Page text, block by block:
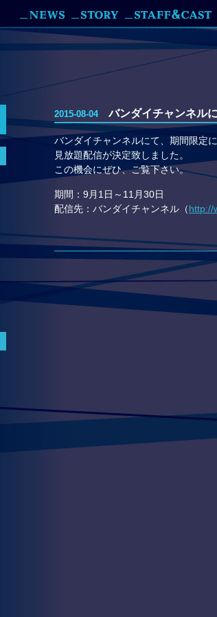
2015-08-04 バンダイチャンネル
バンダイチャンネルにて、期間限定
見放題配信が決定致しました。
この機会にぜひ、ご覧下さい。
期間：9月1日～11月30日
配信先：バンダイチャンネル（http://